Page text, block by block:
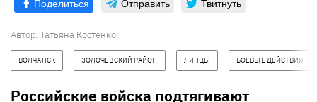
Автор: Татьяна Костенко
ВОЛЧАНСК ЗОЛОЧЕВСКИЙ РАЙОН ЛИПЦЫ БОЕВЫЕ ДЕЙСТВИЯ
Российские войска подтягивают